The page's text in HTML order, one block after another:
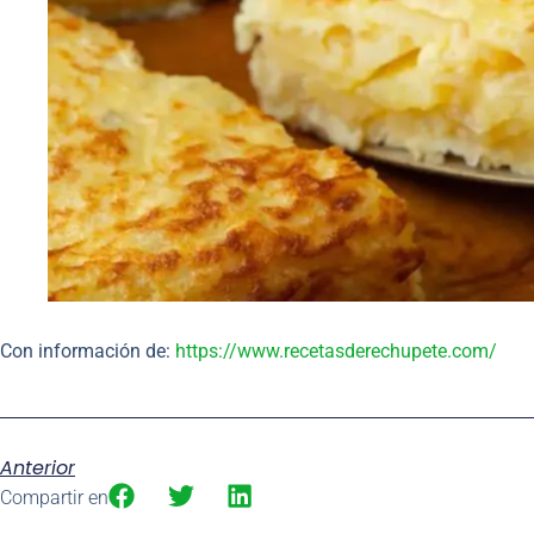
Con información de: https://www.recetasderechupete.com/
Anterior
Compartir en